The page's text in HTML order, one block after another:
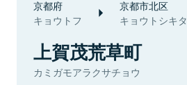
京都府
キョウトフ
京都市北区
キョウトシキ
上賀茂荒草町
カミガモアラクサチョウ